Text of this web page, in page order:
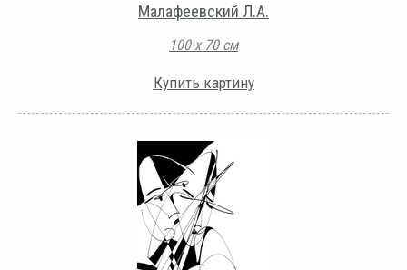
Малафеевский Л.А.
100 х 70 см
Купить картину